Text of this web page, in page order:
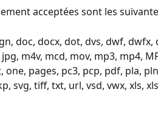
acceptées sont les
doc, docx, dot, dvs, dwf, dwfx,
m4v, mcd, mov, mp3, mp4,
one, pages, pc3, pcp, pdf, pla,
svg, tiff, txt, url, vsd, vwx, xls,